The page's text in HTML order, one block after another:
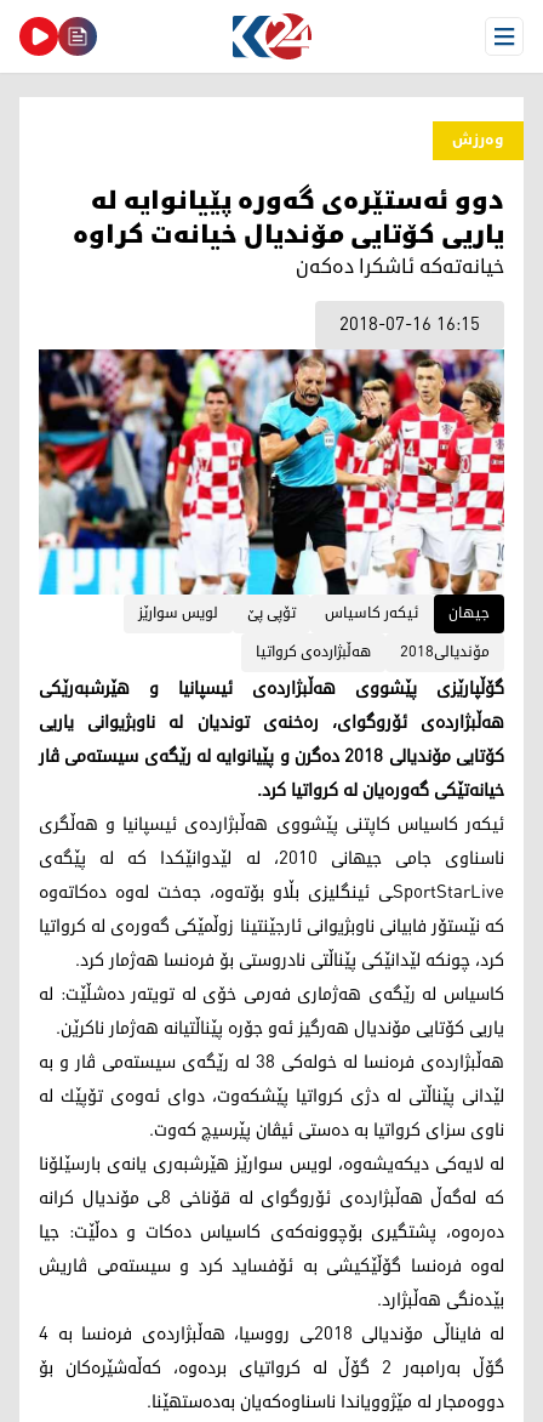
Open Menu
وەرزش
دوو ئه‌ستێره‌ی گه‌وره‌ پێیانوایه‌ له‌
یاریی كۆتایی مۆندیال خیانه‌ت كراوه‌
خیانه‌ته‌كه‌ ئاشكرا ده‌كه‌ن
2018-07-16 16:15
جیهان ئیكه‌ر كاسیاس تۆپی پێ
لویس سوارێز
مۆندیالی2018
هه‌ڵبژارده‌ی كرواتیا
گۆڵپارێزی پێشووی هه‌ڵبژارده‌ی ئیسپانیا و هێرشبه‌رێكی
هه‌ڵبژارده‌ی ئۆروگوای، ره‌خنه‌ی توندیان له‌ ناوبژیوانی یاریی
كۆتایی مۆندیالی 2018 ده‌گرن و پێیانوایه‌ له‌ رێگه‌ی سیسته‌می ڤار
خیانه‌تێكی گه‌وره‌یان له‌ كرواتیا كرد.
ئیكه‌ر كاسیاس كاپتنی پێشووی هه‌ڵبژارده‌ی ئیسپانیا و هه‌ڵگری
ناسناوی جامی جیهانی 2010، له‌ لێدوانێكدا كه‌ له‌ پێگه‌ی
SportStarLiveـی ئینگلیزی بڵاو بۆته‌وه‌، جه‌خت له‌وه‌ ده‌كاته‌وه‌
كه‌ نێستۆر فابیانی ناوبژیوانی ئارجێنتینا زوڵمێكی گه‌وره‌ی له‌ كرواتیا
كرد، چونكه‌ لێدانێكی پێناڵتی نادروستی بۆ فره‌نسا هه‌ژمار كرد.
كاسیاس له‌ رێگه‌ی هه‌ژماری فه‌رمی خۆی له‌ تویته‌ر ده‌شڵێت: له‌
یاریی كۆتایی مۆندیال هه‌رگیز ئه‌و جۆره‌ پێناڵتیانه‌ هه‌ژمار ناكرێن.
هه‌ڵبژارده‌ی فره‌نسا له‌ خوله‌كی 38 له‌ رێگه‌ی سیسته‌می ڤار و به‌
لێدانی پێناڵتی له‌ دژی كرواتیا پێشكه‌وت، دوای ئه‌وه‌ی تۆپێك له‌
ناوی سزای كرواتیا به‌ ده‌ستی ئیڤان پێرسیچ كه‌وت.
له‌ لایه‌كی دیكه‌یشه‌وه‌، لویس سوارێز هێرشبه‌ری یانه‌ی بارسێلۆنا
كه‌ له‌گه‌ڵ هه‌ڵبژارده‌ی ئۆروگوای له‌ قۆناخی 8ـی مۆندیال كرانه‌
ده‌ره‌وه‌، پشتگیری بۆچوونه‌كه‌ی كاسیاس ده‌كات و ده‌ڵێت: جیا
له‌وه‌ فره‌نسا گۆڵێكیشی به‌ ئۆفساید كرد و سیسته‌می ڤاریش
بێده‌نگی هه‌ڵبژارد.
له‌ فایناڵی مۆندیالی 2018ـی رووسیا، هه‌ڵبژارده‌ی فره‌نسا به‌ 4
گۆڵ به‌رامبه‌ر 2 گۆڵ له‌ كرواتیای برده‌وه‌، كه‌ڵه‌شێره‌كان بۆ
دووه‌مجار له‌ مێژوویاندا ناسناوه‌كه‌یان به‌ده‌ستهێنا.